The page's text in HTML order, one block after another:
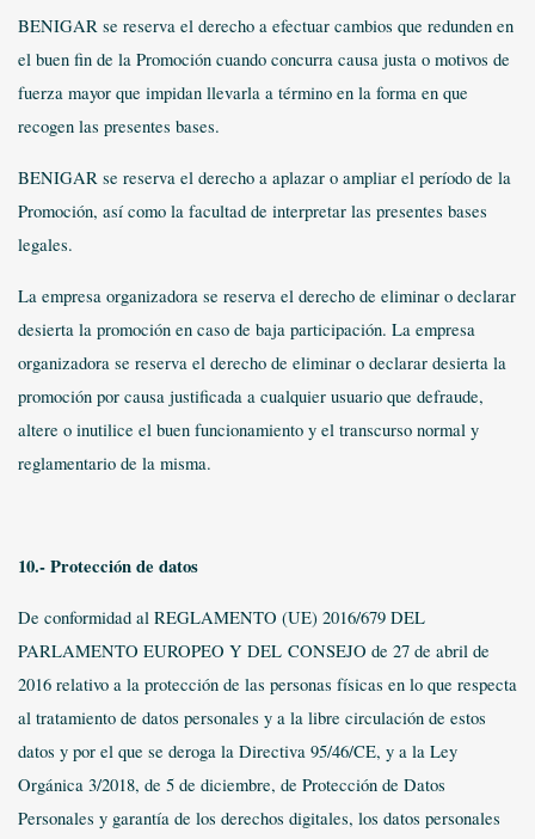
BENIGAR se reserva el derecho a efectuar cambios que redunden en
el buen fin de la Promoción cuando concurra causa justa o motivos de
fuerza mayor que impidan llevarla a término en la forma en que
recogen las presentes bases.
BENIGAR se reserva el derecho a aplazar o ampliar el período de la
Promoción, así como la facultad de interpretar las presentes bases
legales.
La empresa organizadora se reserva el derecho de eliminar o declarar
desierta la promoción en caso de baja participación. La empresa
organizadora se reserva el derecho de eliminar o declarar desierta la
promoción por causa justificada a cualquier usuario que defraude,
altere o inutilice el buen funcionamiento y el transcurso normal y
reglamentario de la misma.
10.- Protección de datos
De conformidad al REGLAMENTO (UE) 2016/679 DEL
PARLAMENTO EUROPEO Y DEL CONSEJO de 27 de abril de
2016 relativo a la protección de las personas físicas en lo que respecta
al tratamiento de datos personales y a la libre circulación de estos
datos y por el que se deroga la Directiva 95/46/CE, y a la Ley
Orgánica 3/2018, de 5 de diciembre, de Protección de Datos
Personales y garantía de los derechos digitales, los datos personales